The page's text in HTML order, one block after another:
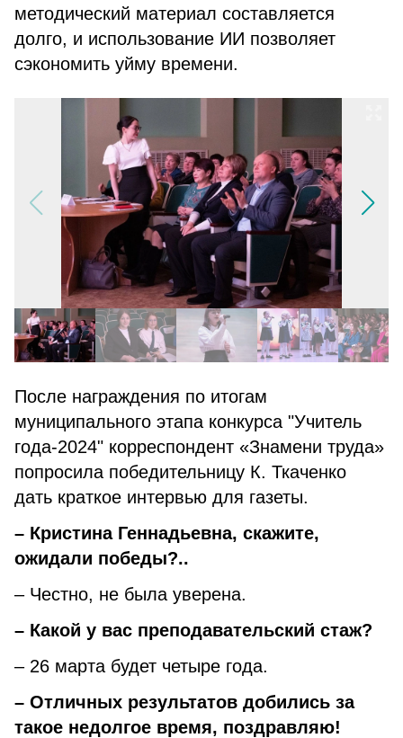
методический материал составляется
долго, и использование ИИ позволяет
сэкономить уйму времени.
После награждения по итогам
муниципального этапа конкурса "Учитель
года-2024" корреспондент «Знамени труда»
попросила победительницу К. Ткаченко
дать краткое интервью для газеты.
– Кристина Геннадьевна, скажите,
ожидали победы?..
– Честно, не была уверена.
– Какой у вас преподавательский стаж?
– 26 марта будет четыре года.
– Отличных результатов добились за
такое недолгое время, поздравляю!